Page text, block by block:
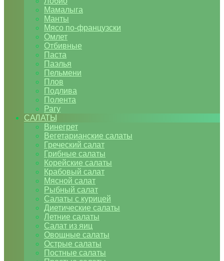
Мамалыга
Манты
Мясо по-французски
Омлет
Отбивные
Паста
Паэлья
Пельмени
Плов
Подлива
Полента
Рагу
САЛАТЫ
Винегрет
Вегетарианские салаты
Греческий салат
Грибные салаты
Корейские салаты
Крабовый салат
Мясной салат
Рыбный салат
Салаты с курицей
Диетические салаты
Летние салаты
Салат из яиц
Овощные салаты
Острые салаты
Постные салаты